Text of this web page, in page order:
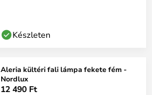
Készleten
Aleria kültéri fali lámpa fekete fém -
Nordlux
12 490 Ft